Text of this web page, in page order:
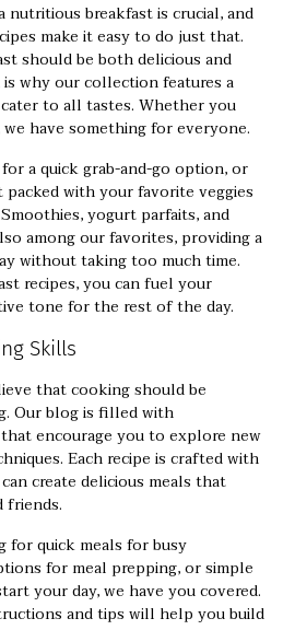
breakfast is crucial, and
make it easy to do just that.
should be both delicious and
why our collection features a
to all tastes. Whether you
have something for everyone.
a quick grab-and-go option, or
with your favorite veggies
yogurt parfaits, and
among our favorites, providing a
without taking too much time.
recipes, you can fuel your
tone for the rest of the day.
Skills
that cooking should be
Our blog is filled with
encourage you to explore new
Each recipe is crafted with
create delicious meals that
friends.
for quick meals for busy
for meal prepping, or simple
your day, we have you covered.
and tips will help you build